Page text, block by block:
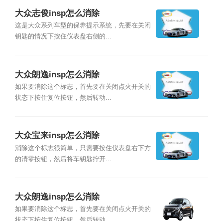
大众志俊insp怎么消除
这是大众系列车型的保养提示系统，先要在关闭
钥匙的情况下按住仪表盘右侧的...
大众朗逸insp怎么消除
如果要消除这个标志，首先要在关闭点火开关的
状态下按住复位按钮，然后转动...
大众宝来insp怎么消除
消除这个标志很简单，只需要按住仪表盘右下方
的清零按钮，然后将车钥匙拧开...
大众朗逸insp怎么消除
如果要消除这个标志，首先要在关闭点火开关的